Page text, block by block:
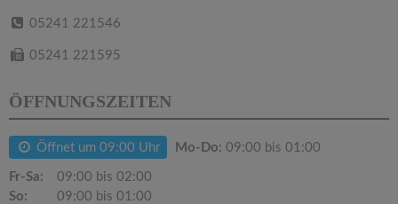
05241 221546
05241 221595
ÖFFNUNGSZEITEN
Öffnet um 09:00 Uhr Mo-Do: 09:00 bis 01:00
Fr-Sa:
09:00 bis 02:00
So:
09:00 bis 01:00
g
t